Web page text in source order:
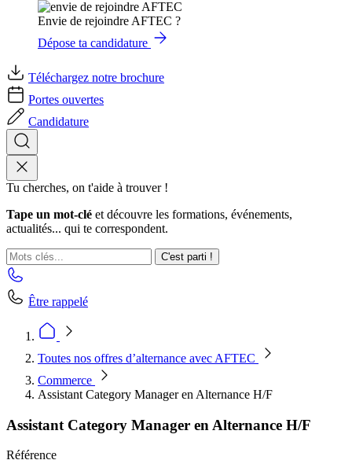
Envie de rejoindre AFTEC ?
Dépose ta candidature
Téléchargez notre brochure
Portes ouvertes
Candidature
Tu cherches, on t'aide à trouver !
Tape un mot-clé et découvre les formations, événements,
actualités... qui te correspondent.
C'est parti !
Être rappelé
Toutes nos offres d’alternance avec AFTEC
Commerce
Assistant Category Manager en Alternance H/F
Assistant Category Manager en Alternance H/F
Référence